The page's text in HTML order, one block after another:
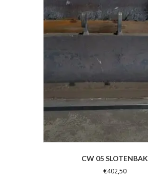
CW 05 SLOTENBAK
€402,50